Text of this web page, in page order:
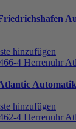
hinzufügen
hinzufügen